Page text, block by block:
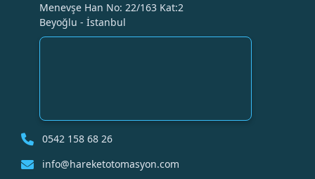
Menevşe Han No: 22/163 Kat:2
Beyoğlu - İstanbul
0542 158 68 26
info@hareketotomasyon.com